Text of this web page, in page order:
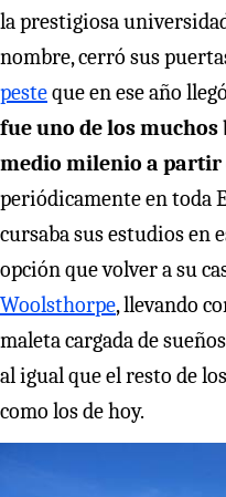
la prestigiosa
nombre, cerró sus
pesteque en ese año
fue uno de los
medio milenio a partir
periódicamente en toda
cursaba sus estudios en
opción que volver a su
Woolsthorpe, llevando
maleta cargada de
al igual que el resto de
como los de hoy.